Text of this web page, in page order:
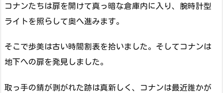
コナンたちは扉を開けて真っ暗な倉庫内に入り、腕時計型
ライトを照らして奥へ進みます。
そこで歩美は古い時間割表を拾いました。そしてコナンは
地下への扉を発見しました。
取っ手の錆が剥がれた跡は真新しく、コナンは最近誰かが